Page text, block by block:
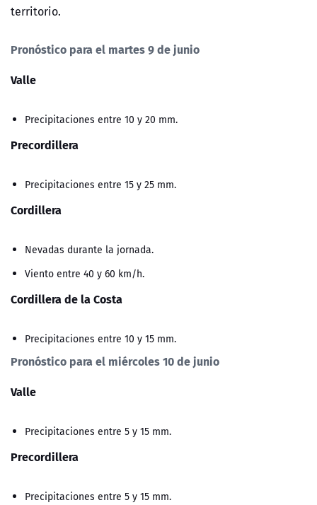
territorio.
Pronóstico para el martes 9 de junio
Valle
Precipitaciones entre 10 y 20 mm.
Precordillera
Precipitaciones entre 15 y 25 mm.
Cordillera
Nevadas durante la jornada.
Viento entre 40 y 60 km/h.
Cordillera de la Costa
Precipitaciones entre 10 y 15 mm.
Pronóstico para el miércoles 10 de junio
Valle
Precipitaciones entre 5 y 15 mm.
Precordillera
Precipitaciones entre 5 y 15 mm.